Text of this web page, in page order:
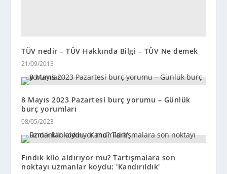
TÜV nedir – TÜV Hakkında Bilgi – TÜV Ne demek
21/09/2013
8 Mayıs 2023 Pazartesi burç yorumu – Günlük
burç yorumları
08/05/2023
Fındık kilo aldırıyor mu? Tartışmalara son
noktayı uzmanlar koydu: 'Kandırıldık'